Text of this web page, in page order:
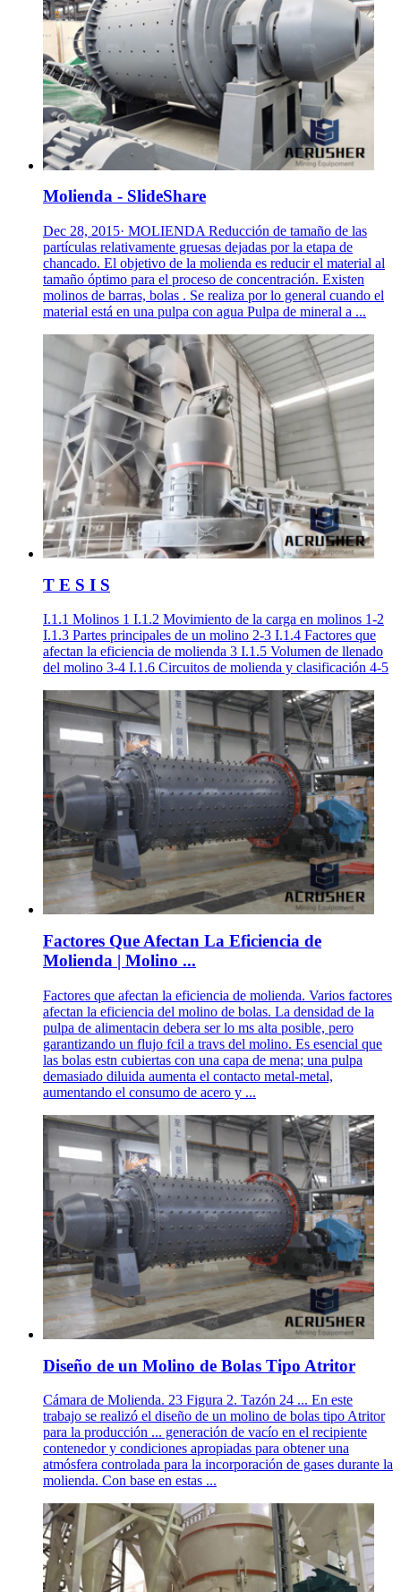
Molienda - SlideShare
Dec 28, 2015· MOLIENDA Reducción de tamaño de las
partículas relativamente gruesas dejadas por la etapa de
chancado. El objetivo de la molienda es reducir el material al
tamaño óptimo para el proceso de concentración. Existen
molinos de barras, bolas . Se realiza por lo general cuando el
material está en una pulpa con agua Pulpa de mineral a ...
T E S I S
I.1.1 Molinos 1 I.1.2 Movimiento de la carga en molinos 1-2
I.1.3 Partes principales de un molino 2-3 I.1.4 Factores que
afectan la eficiencia de molienda 3 I.1.5 Volumen de llenado
del molino 3-4 I.1.6 Circuitos de molienda y clasificación 4-5
Factores Que Afectan La Eficiencia de
Molienda | Molino ...
Factores que afectan la eficiencia de molienda. Varios factores
afectan la eficiencia del molino de bolas. La densidad de la
pulpa de alimentacin debera ser lo ms alta posible, pero
garantizando un flujo fcil a travs del molino. Es esencial que
las bolas estn cubiertas con una capa de mena; una pulpa
demasiado diluida aumenta el contacto metal-metal,
aumentando el consumo de acero y ...
Diseño de un Molino de Bolas Tipo Atritor
Cámara de Molienda. 23 Figura 2. Tazón 24 ... En este
trabajo se realizó el diseño de un molino de bolas tipo Atritor
para la producción ... generación de vacío en el recipiente
contenedor y condiciones apropiadas para obtener una
atmósfera controlada para la incorporación de gases durante la
molienda. Con base en estas ...